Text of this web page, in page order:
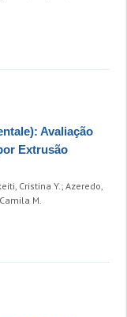
Avaliação
Extrusão
Cristina Y.; Azeredo,
M.